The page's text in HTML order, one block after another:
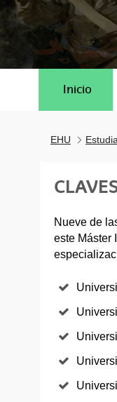
Inicio
EHU
Nueve de
este Máster